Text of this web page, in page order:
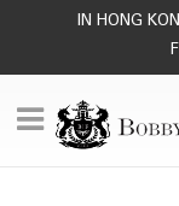
IN HONG